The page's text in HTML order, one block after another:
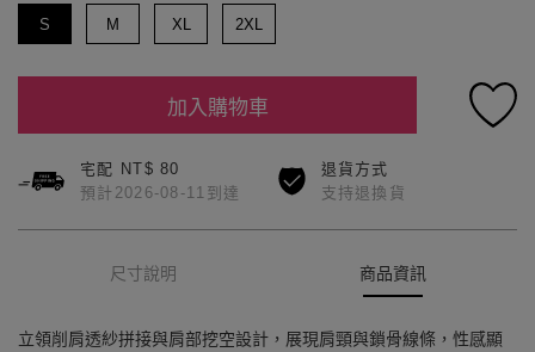
S M XL 2XL
加入購物車
宅配 NT$ 80
預計2026-08-11到達
退貨方式
支持退換貨
尺寸說明 商品資訊
立領削肩透紗拼接與肩部挖空設計，展現肩頸與鎖骨線條，性感顯